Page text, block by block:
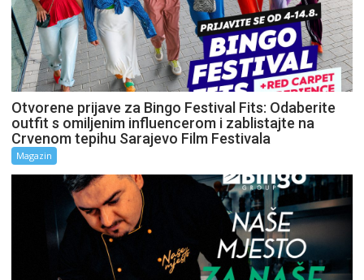
Otvorene prijave za Bingo Festival Fits: Odaberite
outfit s omiljenim influencerom i zablistajte na
Crvenom tepihu Sarajevo Film Festivala
Magazin